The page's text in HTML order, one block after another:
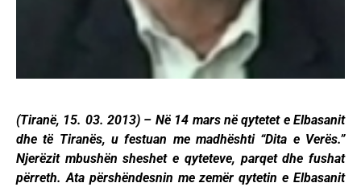
(Tiranë, 15. 03. 2013) – Në 14 mars në qytetet e Elbasanit
dhe të Tiranës, u festuan me madhështi “Dita e Verës.”
Njerëzit mbushën sheshet e qyteteve, parqet dhe fushat
përreth. Ata përshëndesnin me zemër qytetin e Elbasanit